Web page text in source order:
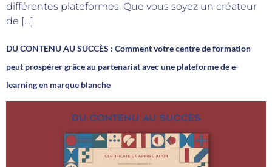
différentes plateformes. Que vous soyez un créateur
de […]
DU CONTENU AU SUCCÈS : Comment votre centre de formation
peut prospérer grâce au partenariat avec une plateforme de e-
learning en marque blanche